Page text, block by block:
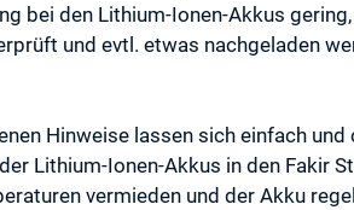
bei den Lithium-Ionen-Akkus
und evtl. etwas nachgeladen
Hinweise lassen sich einfach
Lithium-Ionen-Akkus in den Fakir
vermieden und der Akku